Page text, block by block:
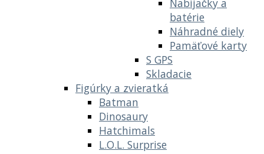
Nabíjačky a
batérie
Náhradné diely
Pamäťové karty
S GPS
Skladacie
Figúrky a zvieratká
Batman
Dinosaury
Hatchimals
L.O.L. Surprise